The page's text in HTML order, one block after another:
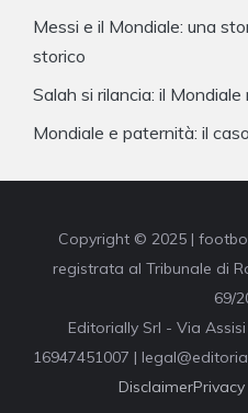
Messi e il Mondiale: una
storico
Salah si rilancia: il
Mondiale e paternità: il
Copyright © 2025 |
registrata al Tribunale di
69/
Editorially Srl - Via
16947451007 |
Disclaimer